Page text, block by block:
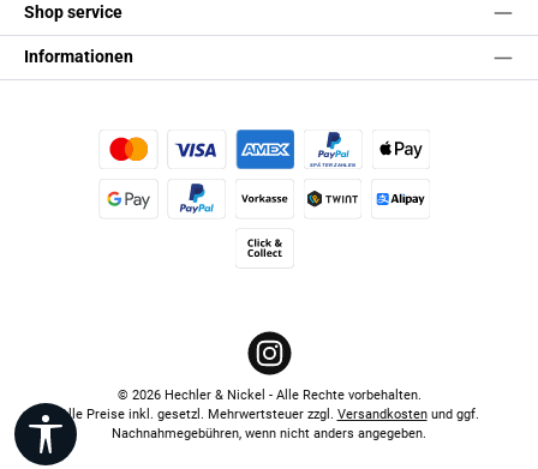
Shop service
Informationen
Kredit- oder Debitkarte Später BezahlenApple Pay
Vorkasse
Instagram
© 2026 Hechler & Nickel - Alle Rechte vorbehalten.
Alle Preise inkl. gesetzl. Mehrwertsteuer zzgl. Versandkostenund ggf.
Nachnahmegebühren, wenn nicht anders angegeben.
Werkzeugleiste anzeigen